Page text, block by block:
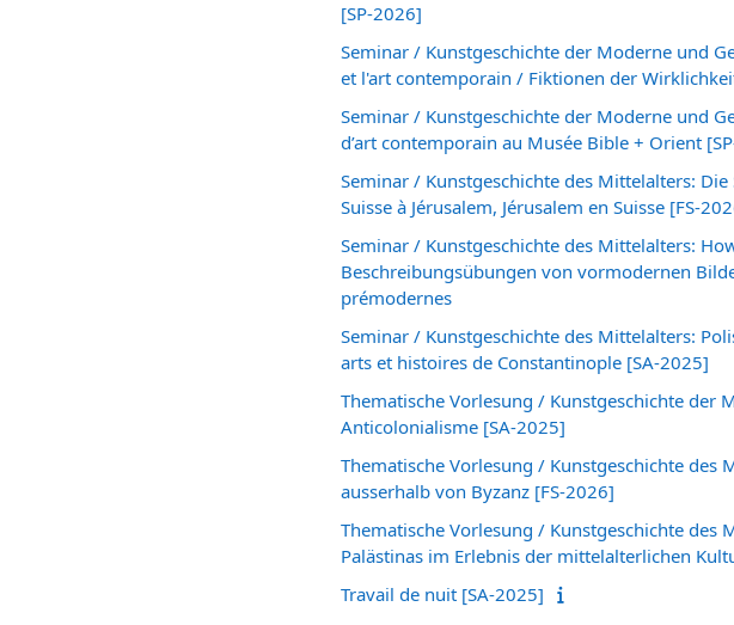
[SP-2026]
Seminar / Kunstgeschichte der Moderne und
et l'art contemporain / Fiktionen der
Seminar / Kunstgeschichte der Moderne und
d’art contemporain au Musée Bible + Orient
Seminar / Kunstgeschichte des Mittelalters:
Suisse à Jérusalem, Jérusalem en Suisse [FS-
Seminar / Kunstgeschichte des Mittelalters:
Beschreibungsübungen von vormodernen
prémodernes
Seminar / Kunstgeschichte des Mittelalters:
arts et histoires de Constantinople [SA-2025]
Thematische Vorlesung / Kunstgeschichte der
Anticolonialisme [SA-2025]
Thematische Vorlesung / Kunstgeschichte des
ausserhalb von Byzanz [FS-2026]
Thematische Vorlesung / Kunstgeschichte
Palästinas im Erlebnis der mittelalterlichen
Travail de nuit [SA-2025]